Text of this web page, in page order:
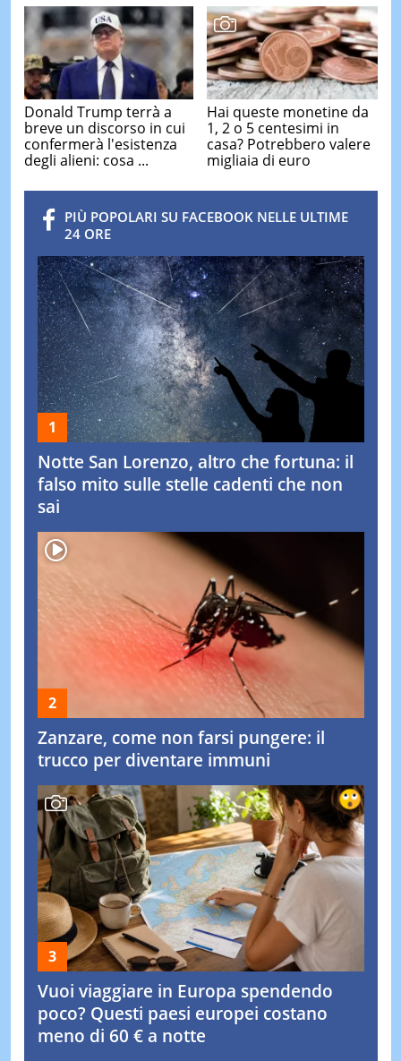
Donald Trump terrà a
breve un discorso in cui
confermerà l'esistenza
degli alieni: cosa ...
Hai queste monetine da
1, 2 o 5 centesimi in
casa? Potrebbero valere
migliaia di euro
PIÙ POPOLARI SU FACEBOOK NELLE ULTIME
24 ORE
Notte San Lorenzo, altro che fortuna: il
falso mito sulle stelle cadenti che non
sai
Zanzare, come non farsi pungere: il
trucco per diventare immuni
Vuoi viaggiare in Europa spendendo
poco? Questi paesi europei costano
meno di 60 € a notte